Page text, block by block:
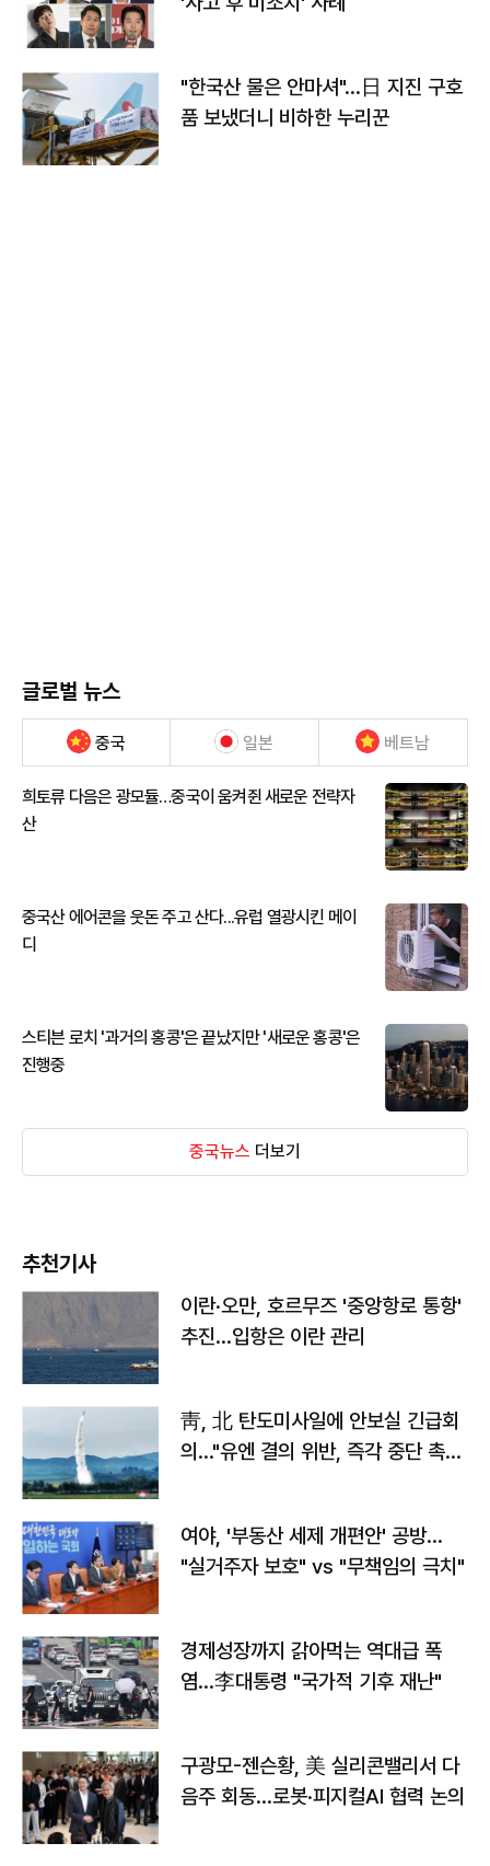
"한국산 물은 안마셔"…日 지진 구호
품 보냈더니 비하한 누리꾼
글로벌 뉴스
중국 일본 베트남
희토류 다음은 광모듈…중국이 움켜쥔 새로운 전략자
산
중국산 에어콘을 웃돈 주고 산다...유럽 열광시킨 메이
디
스티븐 로치 '과거의 홍콩'은 끝났지만 '새로운 홍콩'은
진행중
중국뉴스 더보기
추천기사
이란·오만, 호르무즈 '중앙항로 통항'
추진…입항은 이란 관리
靑, 北 탄도미사일에 안보실 긴급회
의…"유엔 결의 위반, 즉각 중단 촉
여야, '부동산 세제 개편안' 공방…
"실거주자 보호" vs "무책임의 극치"
경제성장까지 갉아먹는 역대급 폭
염…李대통령 "국가적 기후 재난"
구광모-젠슨황, 美 실리콘밸리서 다
음주 회동…로봇·피지컬AI 협력 논의